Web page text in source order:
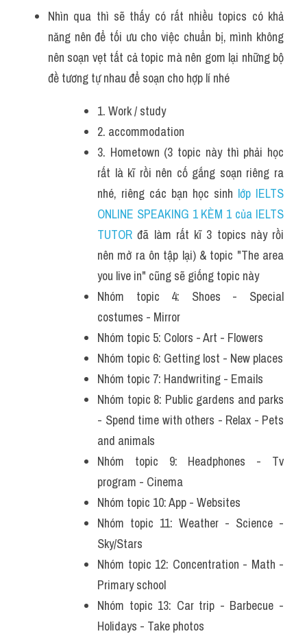
Nhìn qua thì sẽ thấy có rất nhiều topics có khả
năng nên để tối ưu cho việc chuẩn bị, mình không
nên soạn vẹt tất cả topic mà nên gom lại những bộ
đề tương tự nhau để soạn cho hợp lí nhé
1. Work / study
2. accommodation
3. Hometown (3 topic này thì phải học
rất là kĩ rồi nên cố gắng soạn riêng ra
nhé, riêng các bạn học sinh lớp IELTS
ONLINE SPEAKING 1 KÈM 1 của IELTS
TUTOR đã làm rất kĩ 3 topics này rồi
nên mở ra ôn tập lại) & topic "The area
you live in" cũng sẽ giống topic này
Nhóm topic 4: Shoes - Special
costumes - Mirror
Nhóm topic 5: Colors - Art - Flowers
Nhóm topic 6: Getting lost - New places
Nhóm topic 7: Handwriting - Emails
Nhóm topic 8: Public gardens and parks
- Spend time with others - Relax - Pets
and animals
Nhóm topic 9: Headphones - Tv
program - Cinema
Nhóm topic 10: App - Websites
Nhóm topic 11: Weather - Science -
Sky/Stars
Nhóm topic 12: Concentration - Math -
Primary school
Nhóm topic 13: Car trip - Barbecue -
Holidays - Take photos